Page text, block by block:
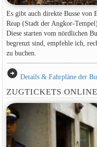
Es gibt auch direkte Busse von
Reap (Stadt der Angkor-
Diese starten vom nördlichen
begrenzt sind, empfehle ich,
zu buchen.
arrow_circle_right Details & Fahrpläne der
ZUGTICKETS